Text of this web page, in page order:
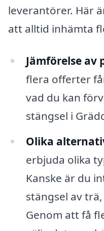
leverantörer. Här
att alltid inhämta
Jämförelse av
flera offerter
vad du kan
stängsel i
Olika
erbjuda olika
Kanske är du
stängsel av
Genom att få